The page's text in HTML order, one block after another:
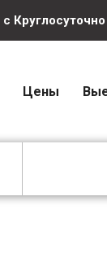
с Круглосуточно
Цены